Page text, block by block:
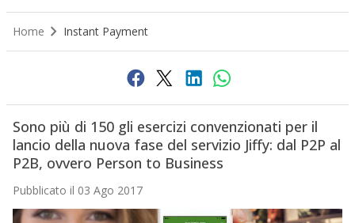
Home Instant Payment
Sono più di 150 gli esercizi convenzionati per il
lancio della nuova fase del servizio Jiffy: dal P2P al
P2B, ovvero Person to Business
Pubblicato il 03 Ago 2017